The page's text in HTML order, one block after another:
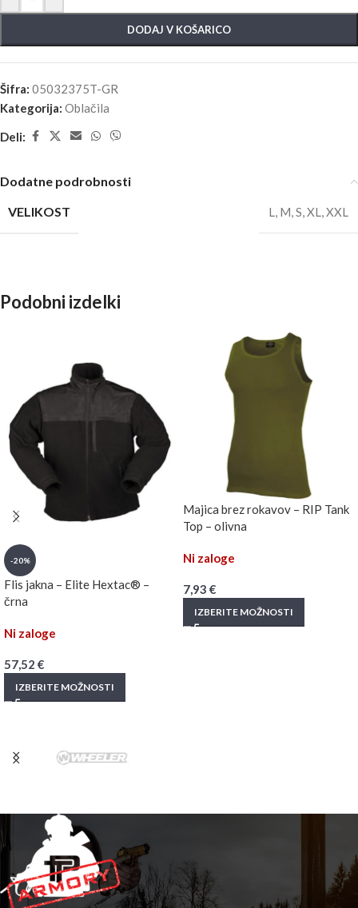
DODAJ V KOŠARICO
Šifra: 05032375T-GR
Kategorija: Oblačila
Deli:
Dodatne podrobnosti
VELIKOST
L, M,S,XL,XXL
Podobni izdelki
-20%
Flis jakna – Elite Hextac® –
črna
Ni zaloge
57,52 €
IZBERITE MOŽNOSTI
Majica brez rokavov – RIP Tank
Top – olivna
Ni zaloge
7,93 €
IZBERITE MOŽNOSTI